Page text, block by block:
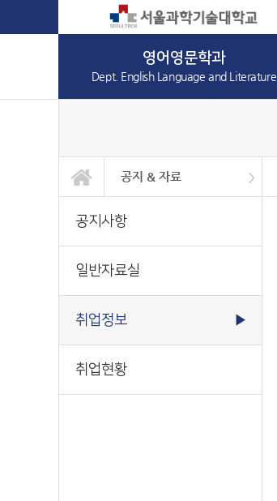
영어영문학과
Dept. English Language and Literature
공지 & 자료
학과소개
학사안내
공지 & 자료
커뮤니티
일반대학원
공지사항
일반자료실
취업정보 ▶
취업현황